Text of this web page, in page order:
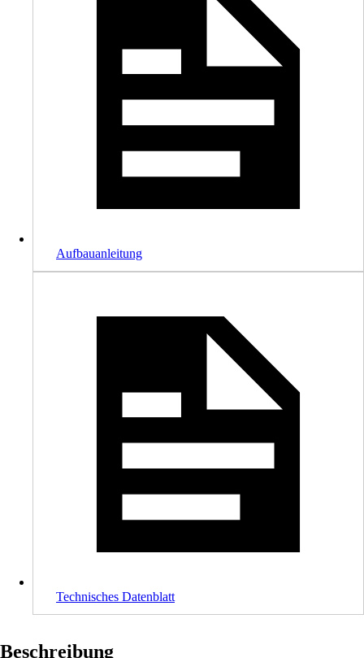
Aufbauanleitung
Technisches Datenblatt
Beschreibung